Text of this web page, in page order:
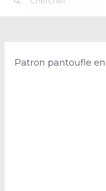
Patron pantoufle